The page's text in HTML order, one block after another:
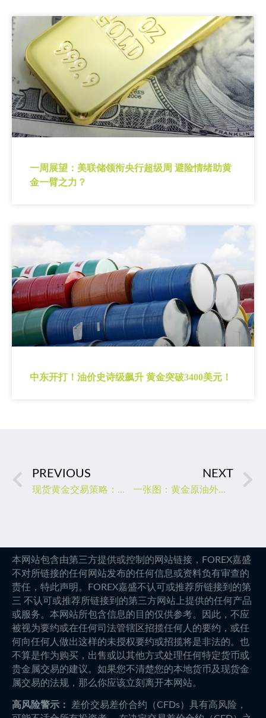
一周展望：美联储领衔央行超级周 避险情绪助黄
金一臂之力？
中东开打！油价史诗级飙升 黄金突破3400美元！
PREVIOUS
现货黄金交易策略：多空博弈加剧，关注初请数据和美联储官员讲话
NEXT
一张图：黄金原油外汇股指"枢纽点+多空占比"一览(2023/01/19周四)
本网站包含由第三方提供或控制的网站链接，FOREX嘉盛
不对所链接的任何网站发布的任何信息或资料负有审查的
责任，特此声明。FOREX嘉盛不认可或推荐所链接到的第
三 不认可或推荐所链接到的第三方网站上提供的任何产品
或服务。本网站所包含信息的目的仅供参考。因此，不应
被视为要约或在任何司法管辖区招揽任何人的要约，或任
何向任何人做出这样的未授权要约或招揽将是非法的。也
不算是作为购买，出售或以其他方式处理任何特定货币或
贵金属交易的建议。如果您不清楚您的本地货币及现货金
属交易的法规，那么你应该立刻离开本网站。
高风险警示：
差价交易差价合约（CFDs）具有高风险，